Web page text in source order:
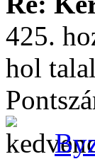
425.
hol